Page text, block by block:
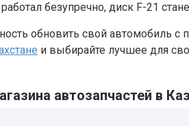
безупречно, диск F-21
обновить свой автомобиль с
и выбирайте лучшее для
автозапчастей в